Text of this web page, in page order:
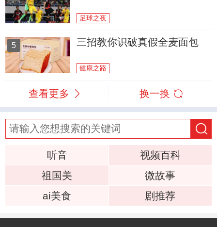
足球之夜
5 三招教你识破真假全麦面包
健康之路
查看更多 换一换
听音
视频百科
祖国美
微故事
ai美食
剧推荐